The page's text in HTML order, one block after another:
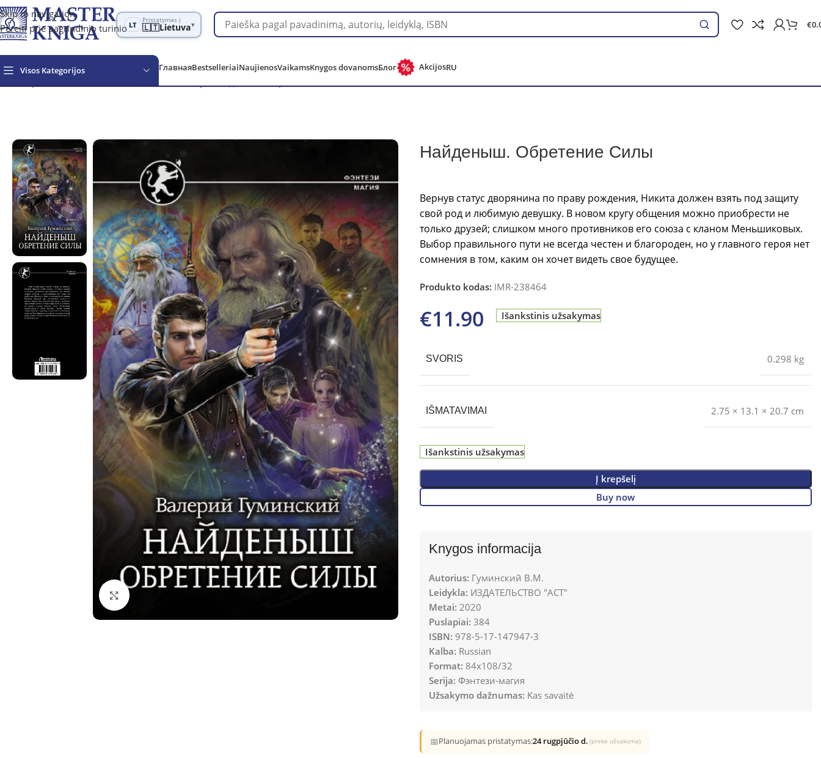
Skip to navigation
Pereiti prie pagrindinio turinio LT
Pristatymas į
🇱🇹Lietuva▾
Ieškoti
€
Visos Kategorijos ГлавнаяBestselleriaiNaujienosVaikamsKnygos dovanomsБлог AkcijosRU
Найденыш. Обретение Силы
Вернув статус дворянина по праву рождения, Никита должен взять под защиту
свой род и любимую девушку. В новом кругу общения можно приобрести не
только друзей; слишком много противников его союза с кланом Меньшиковых.
Выбор правильного пути не всегда честен и благороден, но у главного героя нет
сомнения в том, каким он хочет видеть свое будущее.
Produkto kodas: IMR-238464
€11.90 Išankstinis užsakymas
SVORIS 0.298 kg
IŠMATAVIMAI 2.75 × 13.1 × 20.7 cm
Išankstinis užsakymas
Į krepšelį
Buy now
Knygos informacija
Autorius: Гуминский В.М.
Leidykla: ИЗДАТЕЛЬСТВО "АСТ"
Metai: 2020
Puslapiai: 384
ISBN: 978-5-17-147947-3
Kalba: Russian
Format: 84x108/32
Serija: Фэнтези-магия
Užsakymo dažnumas: Kas savaitė
📅Planuojamas pristatymas:24 rugpjūčio d. (prekė užsakoma)